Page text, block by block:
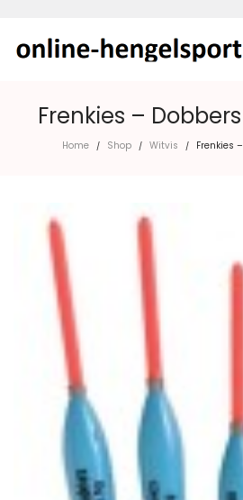
Frenkies –
Home / Shop / Witvis / Frenkies